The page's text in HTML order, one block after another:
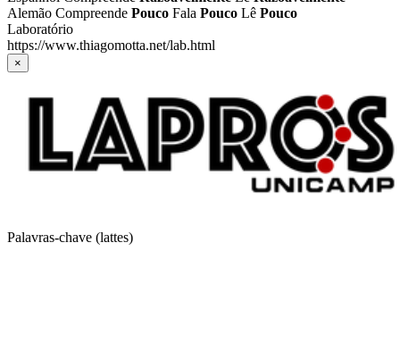
Alemão Compreende Pouco Fala Pouco Lê Pouco
Laboratório
https://www.thiagomotta.net/lab.html
Imagens
de
×
Palavras-chave (lattes)